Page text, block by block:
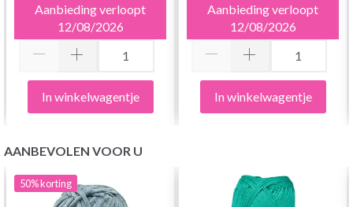
Aanbieding verloopt
12/08/2026
In winkelwagentje
Aanbieding verloopt
12/08/2026
In winkelwagentje
AANBEVOLEN VOOR U
50%korting